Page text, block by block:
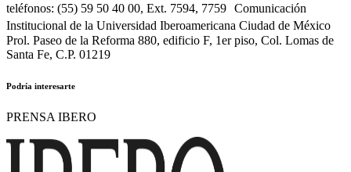
teléfonos: (55) 59 50 40 00, Ext. 7594, 7759 Comunicación
Institucional de la Universidad Iberoamericana Ciudad de México
Prol. Paseo de la Reforma 880, edificio F, 1er piso, Col. Lomas de
Santa Fe, C.P. 01219
Podría interesarte
PRENSA IBERO